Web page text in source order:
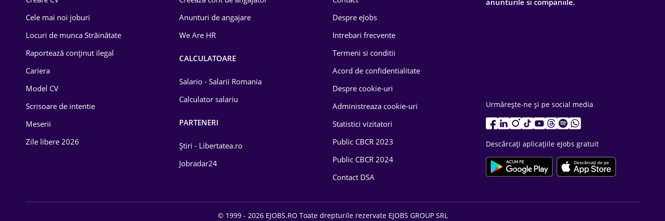
Drept
Educație / Training
Energetică
Farma
Cele mai noi joburi
Locuri de munca Străinătate
Raportează conținut ilegal
Cariera
Model CV
Scrisoare de intentie
Meserii
Zile libere 2026
Anunturi de angajare
We Are HR
CALCULATOARE
Salario - Salarii Romania
Calculator salariu
PARTENERI
Știri - Libertatea.ro
Jobradar24
Despre eJobs
Intrebari frecvente
Termeni si conditii
Acord de confidentialitate
Despre cookie-uri
Administreaza cookie-uri
Statistici vizitatori
Public CBCR 2023
Public CBCR 2024
Contact DSA
anunturile si companiile.
Urmărește-ne și pe social media
Descărcați aplicațiile eJobs gratuit
© 1999 - 2026 EJOBS.RO Toate drepturile rezervate EJOBS GROUP SRL